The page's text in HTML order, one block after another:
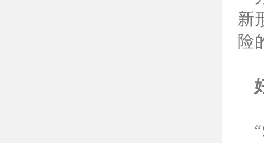
新
险